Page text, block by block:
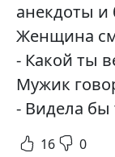
анекдоты и
Женщина
- Какой ты
Мужик
- Видела
16 0